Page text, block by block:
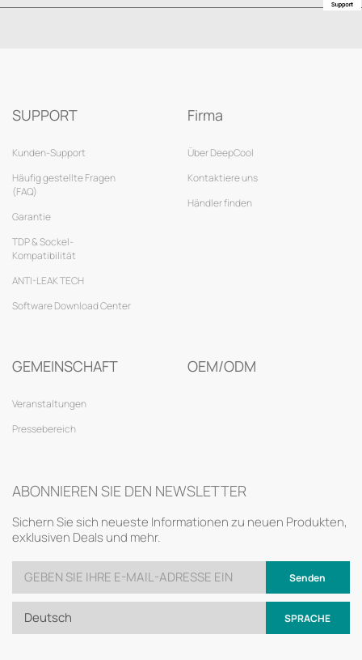
SUPPORT
Kunden-Support
Häufig gestellte Fragen
(FAQ)
Garantie
TDP & Sockel-
Kompatibilität
ANTI-LEAK TECH
Software Download Center
Firma
Über DeepCool
Kontaktiere uns
Händler finden
GEMEINSCHAFT
Veranstaltungen
Pressebereich
OEM/ODM
ABONNIEREN SIE DEN NEWSLETTER
Sichern Sie sich neueste Informationen zu neuen Produkten,
exklusiven Deals und mehr.
Senden
Deutsch SPRACHE